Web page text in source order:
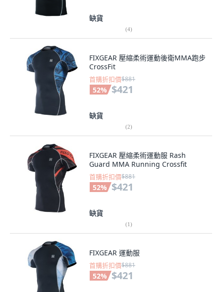
缺貨
(4)
FIXGEAR 壓縮柔術運動後衛MMA跑步
CrossFit
首購折扣價$881
52% $421
缺貨
(2)
FIXGEAR 壓縮柔術運動服 Rash
Guard MMA Running Crossfit
首購折扣價$881
52% $421
缺貨
(1)
FIXGEAR 運動服
首購折扣價$881
52% $421